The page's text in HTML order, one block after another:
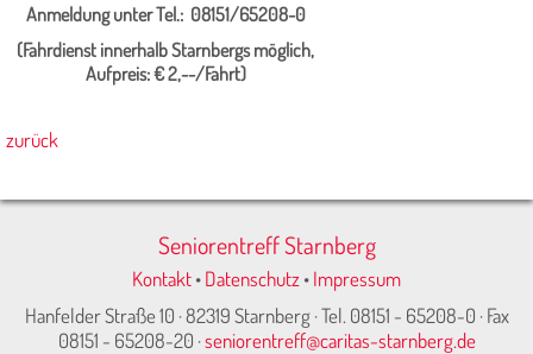
Anmeldung unter Tel.: 08151/65208-0
(Fahrdienst innerhalb Starn­bergs möglich,
Aufpreis: € 2,--/Fahrt)
zurück
Seniorentreff Starnberg
Kontakt•Datenschutz•Impressum
Hanfelder Straße 10 · 82319 Starnberg · Tel. 08151 - 65208-0 · Fax
08151 - 65208-20 ·seniorentreff@caritas-starnberg.de